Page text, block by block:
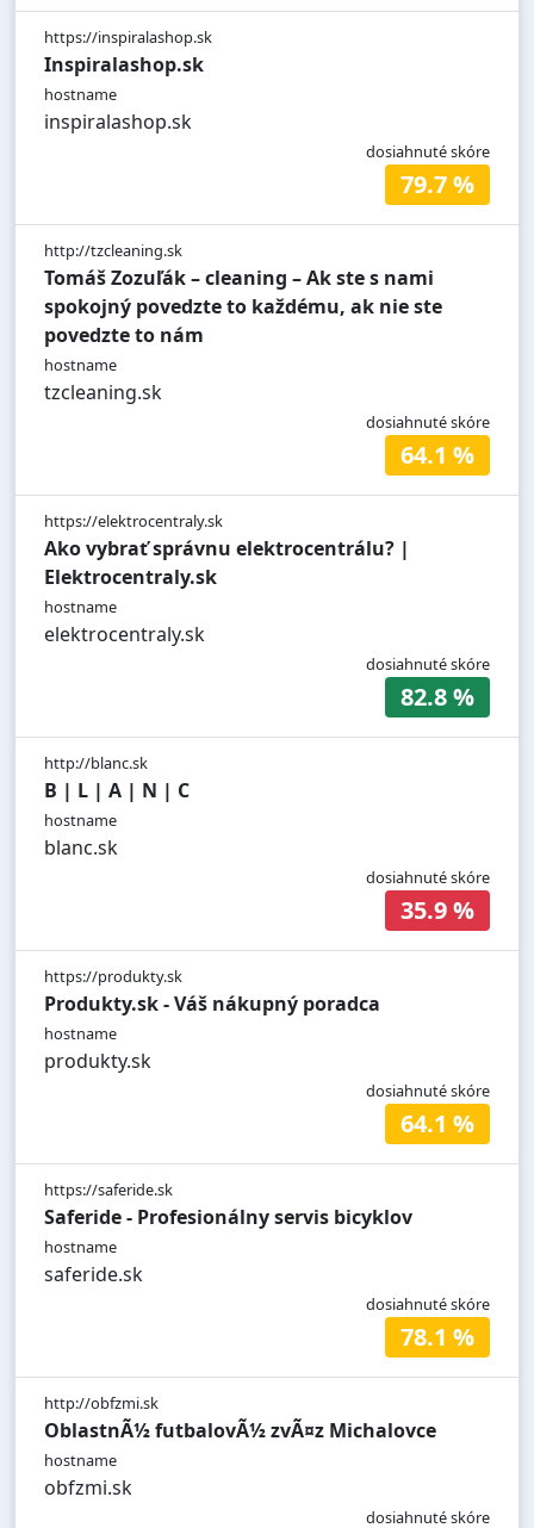
https://inspiralashop.sk
Inspiralashop.sk
hostname
inspiralashop.sk
dosiahnuté skóre
79.7 %
http://tzcleaning.sk
Tomáš Zozuľák – cleaning – Ak ste s nami
spokojný povedzte to každému, ak nie ste
povedzte to nám
hostname
tzcleaning.sk
dosiahnuté skóre
64.1 %
https://elektrocentraly.sk
Ako vybrať správnu elektrocentrálu? |
Elektrocentraly.sk
hostname
elektrocentraly.sk
dosiahnuté skóre
82.8 %
http://blanc.sk
B | L | A | N | C
hostname
blanc.sk
dosiahnuté skóre
35.9 %
https://produkty.sk
Produkty.sk - Váš nákupný poradca
hostname
produkty.sk
dosiahnuté skóre
64.1 %
https://saferide.sk
Saferide - Profesionálny servis bicyklov
hostname
saferide.sk
dosiahnuté skóre
78.1 %
http://obfzmi.sk
OblastnÃ½ futbalovÃ½ zvÃ¤z Michalovce
hostname
obfzmi.sk
dosiahnuté skóre